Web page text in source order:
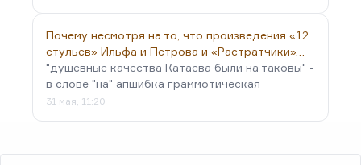
Почему несмотря на то, что произведения «12
стульев» Ильфа и Петрова и «Растратчики»…
"душевные качества Катаева были на таковы" -
в слове "на" апшибка граммотическая
31 мая, 11:20